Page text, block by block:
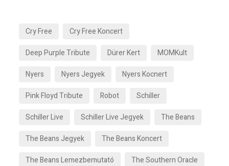
Cry Free
Cry Free Koncert
Deep Purple Tribute
Dürer Kert
MOMKult
Nyers
Nyers Jegyek
Nyers Kocnert
Pink Floyd Tribute
Robot
Schiller
Schiller Live
Schiller Live Jegyek
The Beans
The Beans Jegyek
The Beans Koncert
The Beans Lemezbemutató
The Southern Oracle